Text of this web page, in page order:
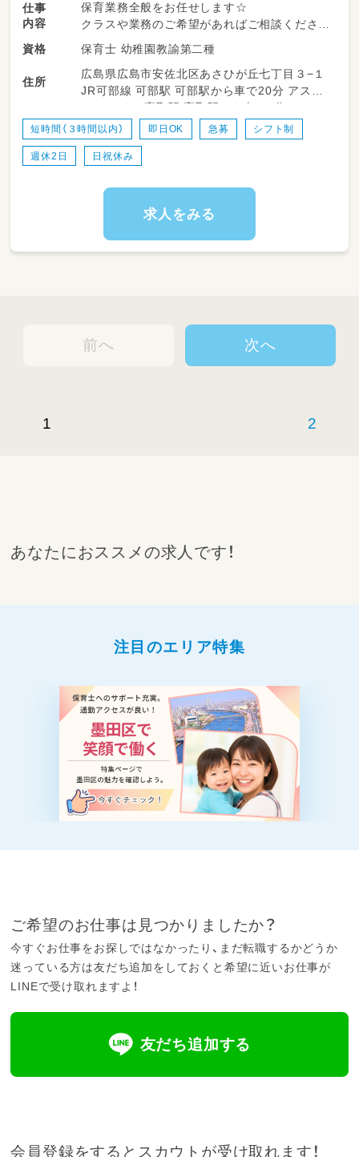
仕事
内容
保育業務全般をお任せします☆
クラスや業務のご希望があればご相談ください
ね♪
資格 保育士 幼稚園教諭第二種
住所
広島県広島市安佐北区あさひが丘七丁目３−１
JR可部線 可部駅 可部駅から車で20分 アスト
ラムライン 高取駅 高取駅から車で8分 アスト
ラムライン 上安駅 上安駅から車で7分
短時間（３時間以内） 即日OK 急募 シフト制
週休2日 日祝休み
求人をみる
前へ
1 2
次へ
あなたにおススメの求人です！
注目のエリア特集
ご希望のお仕事は見つかりましたか？
今すぐお仕事をお探しではなかったり、まだ転職するかどうか
迷っている方は友だち追加をしておくと希望に近いお仕事が
LINEで受け取れますよ！
友だち追加する
会員登録をするとスカウトが受け取れます！